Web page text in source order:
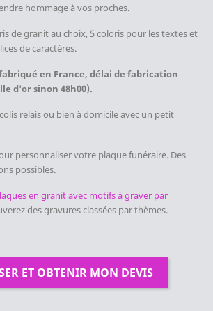
hommage à vos proches.
de granit au choix, 5 coloris pour les textes et
de caractères.
en France, délai de fabrication
d'or sinon 48h00).
relais ou bien à domicile avec un petit
personnaliser votre plaque funéraire. Des
possibles.
en granit avec motifs à graver par
des gravures classées par thèmes.
ET OBTENIR MON DEVIS